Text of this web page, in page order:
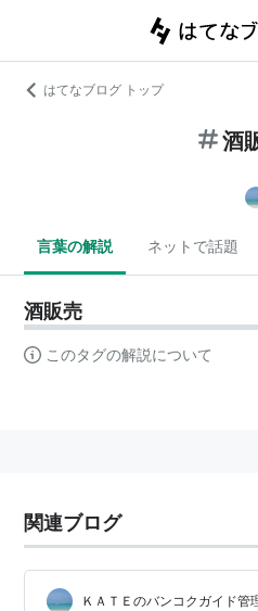
はてなブログ トップ
酒
言葉の解説 ネットで話題
酒販売
このタグの解説について
関連ブログ
ＫＡＴＥのバンコクガイド管